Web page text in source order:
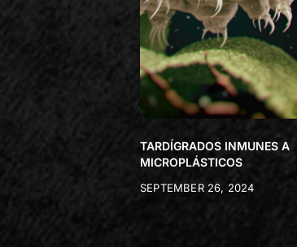
TARDÍGRADOS INMUNES A
MICROPLÁSTICOS
SEPTEMBER 26, 2024